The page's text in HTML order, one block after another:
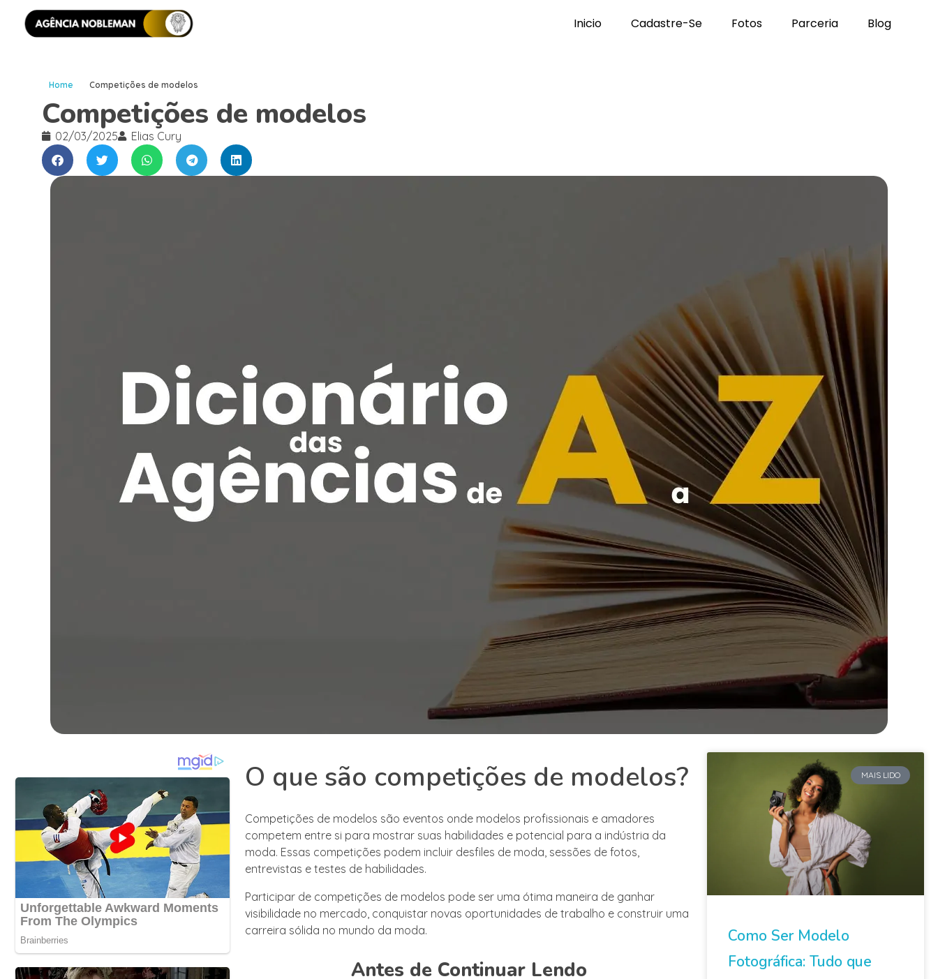
Inicio Cadastre-Se Fotos Parceria Blog
Home Competições de modelos
Competições de modelos
02/03/2025 Elias Cury
O que são competições de modelos?
Competições de modelos são eventos onde modelos profissionais e amadores
competem entre si para mostrar suas habilidades e potencial para a indústria da
moda. Essas competições podem incluir desfiles de moda, sessões de fotos,
entrevistas e testes de habilidades.
Participar de competições de modelos pode ser uma ótima maneira de ganhar
visibilidade no mercado, conquistar novas oportunidades de trabalho e construir uma
carreira sólida no mundo da moda.
Antes de Continuar Lendo
MAIS LIDO
Como Ser Modelo
Fotográfica: Tudo que